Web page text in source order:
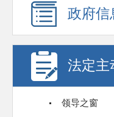
政府信
法定主
领导之窗